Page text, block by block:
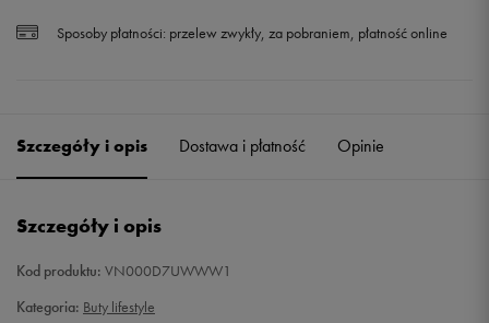
Sposoby płatności: przelew zwykły, za pobraniem, płatność online
Szczegóły i opis Dostawa i płatność Opinie
Szczegóły i opis
Kod produktu: VN000D7UWWW1
Kategoria: Buty lifestyle